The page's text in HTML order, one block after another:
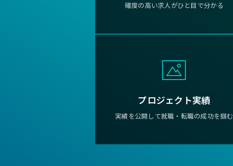
確度の高い求人がひと目で分かる
プロジェクト実績
実績を公開して就職・転職の成功を掴む